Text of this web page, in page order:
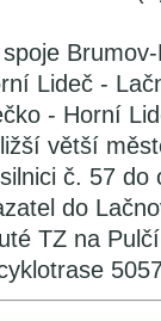
Lideč -
- Horní
větší
č. 57
do
TZ na